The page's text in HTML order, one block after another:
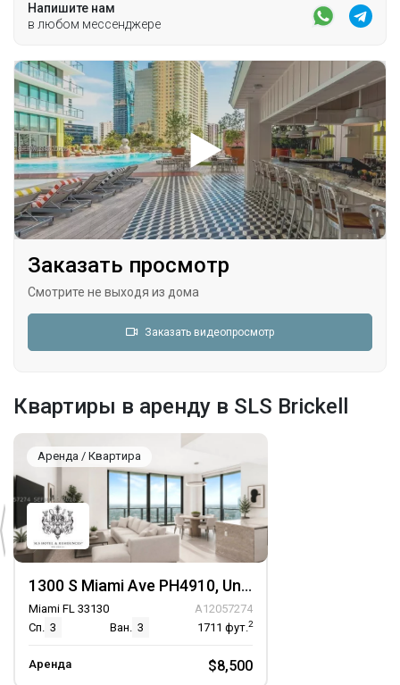
Напишите нам
в любом мессенджере
Заказать просмотр
Смотрите не выходя из дома
Заказать видеопросмотр
Квартиры в аренду в SLS Brickell
Аренда / Квартира
1300 S Miami Ave PH4910, Unit PH4910
Miami FL 33130
A12057274
Сп. 3 Ван. 3 1711 фут.2
Аренда $8,500